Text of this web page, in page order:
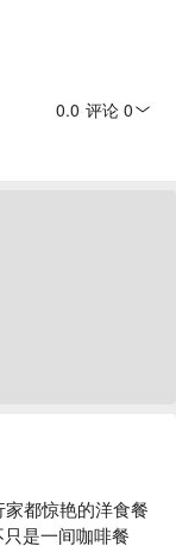
0.0 评论 0
都惊艳的洋食餐
是一间咖啡餐